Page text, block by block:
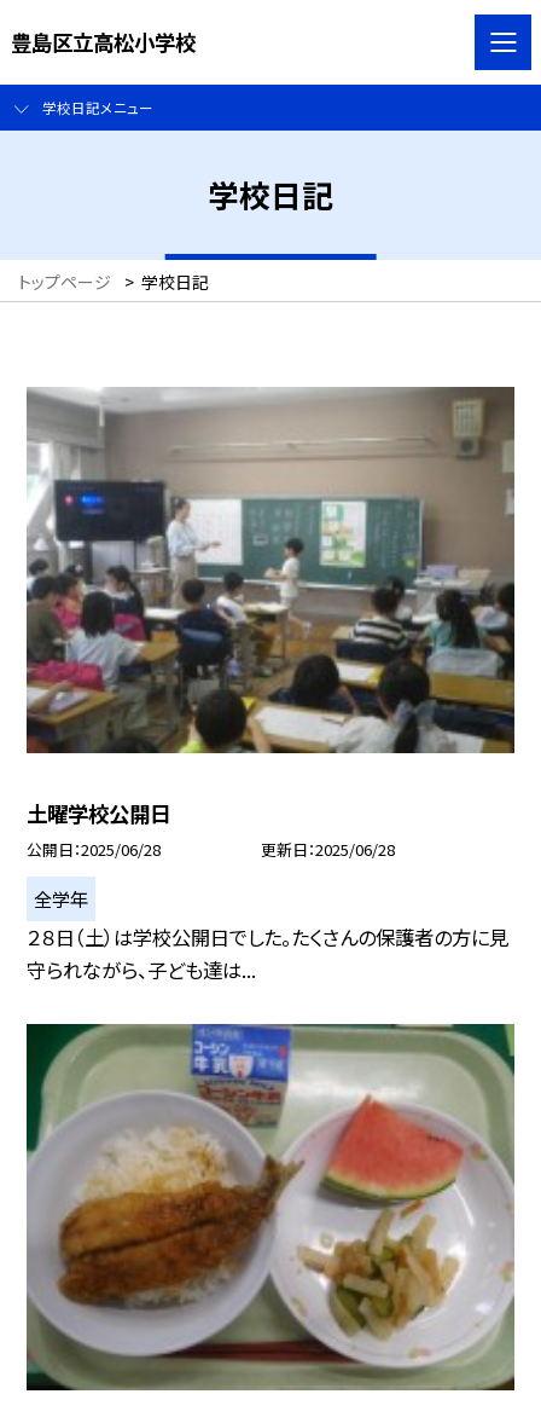
豊島区立高松小学校
学校日記メニュー
学校日記
トップページ > 学校日記
土曜学校公開日
公開日 2025/06/28 更新日 2025/06/28
全学年
２８日（土）は学校公開日でした。たくさんの保護者の方に見
守られながら、子ども達は...